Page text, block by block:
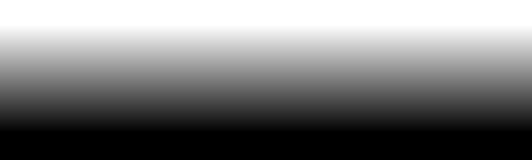
Réparation
Service &
garanties
Rappel de